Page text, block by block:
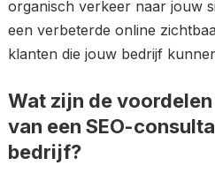
organisch verkeer naar jouw
een verbeterde online
klanten die jouw bedrijf
Wat zijn de
van een SEO-
bedrijf?